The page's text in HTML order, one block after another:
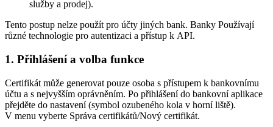
služby a prodej).
Tento postup nelze použít pro účty jiných bank. Banky Používají
různé technologie pro autentizaci a přístup k API.
1. Přihlášení a volba funkce
Certifikát může generovat pouze osoba s přístupem k bankovnímu
účtu a s nejvyšším oprávněním. Po přihlášení do bankovní aplikace
přejděte do nastavení (symbol ozubeného kola v horní liště).
V menu vyberte Správa certifikátů/Nový certifikát.